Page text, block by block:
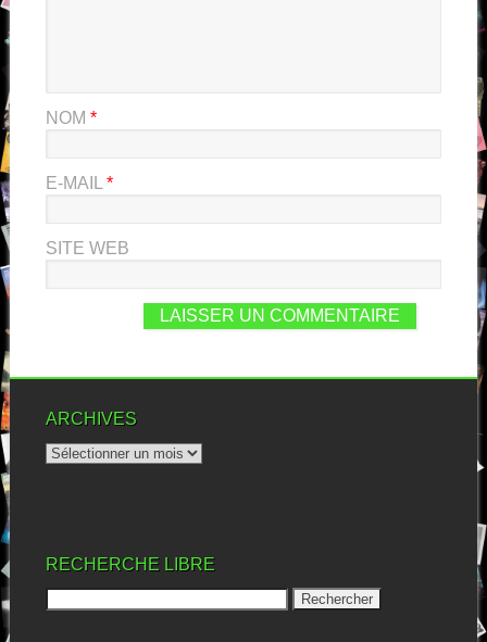
NOM *
E-MAIL *
SITE WEB
ARCHIVES
RECHERCHE LIBRE